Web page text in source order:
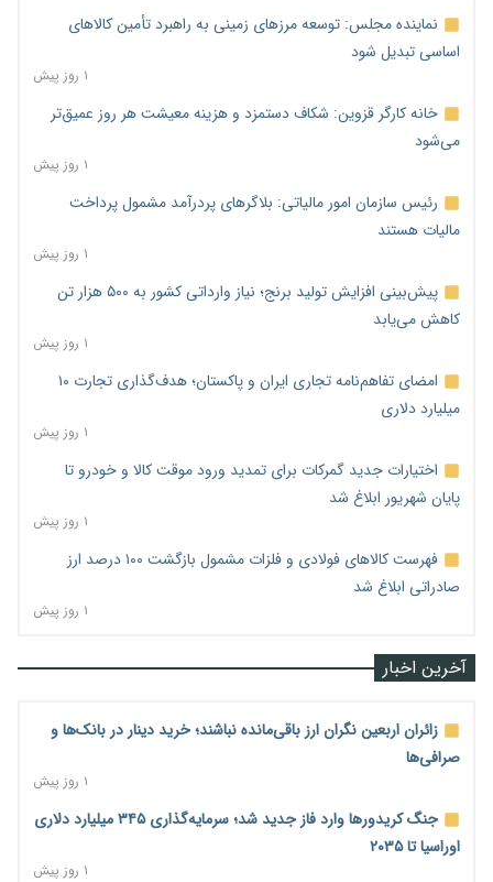
نماینده مجلس: توسعه مرزهای زمینی به راهبرد تأمین کالاهای
اساسی تبدیل شود
۱ روز پیش
خانه کارگر قزوین: شکاف دستمزد و هزینه معیشت هر روز عمیق‌تر
می‌شود
۱ روز پیش
رئیس سازمان امور مالیاتی: بلاگرهای پردرآمد مشمول پرداخت
مالیات هستند
۱ روز پیش
پیش‌بینی افزایش تولید برنج؛ نیاز وارداتی کشور به ۵۰۰ هزار تن
کاهش می‌یابد
۱ روز پیش
امضای تفاهم‌نامه تجاری ایران و پاکستان؛ هدف‌گذاری تجارت ۱۰
میلیارد دلاری
۱ روز پیش
اختیارات جدید گمرکات برای تمدید ورود موقت کالا و خودرو تا
پایان شهریور ابلاغ شد
۱ روز پیش
فهرست کالاهای فولادی و فلزات مشمول بازگشت ۱۰۰ درصد ارز
صادراتی ابلاغ شد
۱ روز پیش
آخرین اخبار
زائران اربعین نگران ارز باقی‌مانده نباشند؛ خرید دینار در بانک‌ها و
صرافی‌ها
۱ روز پیش
جنگ کریدورها وارد فاز جدید شد؛ سرمایه‌گذاری ۳۴۵ میلیارد دلاری
اوراسیا تا ۲۰۳۵
۱ روز پیش